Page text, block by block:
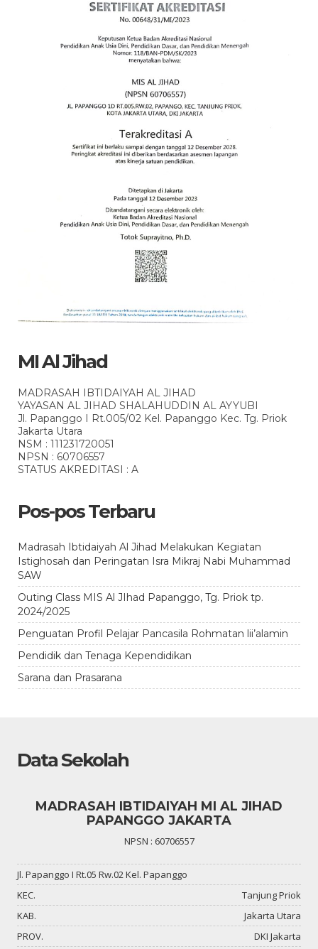
MI Al Jihad
MADRASAH IBTIDAIYAH AL JIHAD
YAYASAN AL JIHAD SHALAHUDDIN AL AYYUBI
Jl. Papanggo I Rt.005/02 Kel. Papanggo Kec. Tg. Priok
Jakarta Utara
NSM : 111231720051
NPSN : 60706557
STATUS AKREDITASI : A
Pos-pos Terbaru
Madrasah Ibtidaiyah Al Jihad Melakukan Kegiatan
Istighosah dan Peringatan Isra Mikraj Nabi Muhammad
SAW
Outing Class MIS Al JIhad Papanggo, Tg. Priok tp.
2024/2025
Penguatan Profil Pelajar Pancasila Rohmatan lii’alamin
Pendidik dan Tenaga Kependidikan
Sarana dan Prasarana
Data Sekolah
MADRASAH IBTIDAIYAH MI AL JIHAD
PAPANGGO JAKARTA
NPSN : 60706557
Jl. Papanggo I Rt.05 Rw.02 Kel. Papanggo
KEC.
Tanjung Priok
KAB.
Jakarta Utara
PROV.
DKI Jakarta